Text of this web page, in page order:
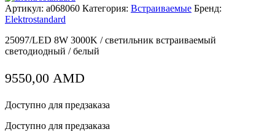
Артикул: a068060 Категория: Встраиваемые Бренд:
Elektrostandard
25097/LED 8W 3000K / светильник встраиваемый
светодиодный / белый
9550,00 AMD
Доступно для предзаказа
Доступно для предзаказа